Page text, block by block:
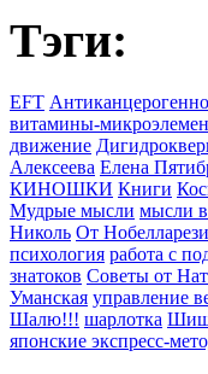
Тэги:
EFT
витамины-
движение
Алексеева Елена
КИНОШКИ Книги
Мудрые мысли мысли
Николь От Нобелларези
психология работа с
знатоков Советы от
Уманская управление
Шалю!!! шарлотка
японские экспресс-